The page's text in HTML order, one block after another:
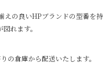
の良いHPブランドの型番を
れます。
の倉庫から配送いたします。